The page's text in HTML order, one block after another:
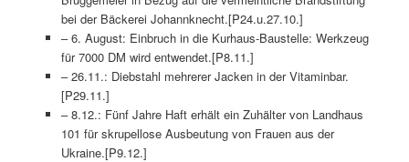
bei der Bäckerei Johannknecht.[P24.u.27.10.]
– 6. August: Einbruch in die Kurhaus-Baustelle: Werkzeug
für 7000 DM wird entwendet.[P8.11.]
– 26.11.: Diebstahl mehrerer Jacken in der Vitaminbar.
[P29.11.]
– 8.12.: Fünf Jahre Haft erhält ein Zuhälter von Landhaus
101 für skrupellose Ausbeutung von Frauen aus der
Ukraine.[P9.12.]